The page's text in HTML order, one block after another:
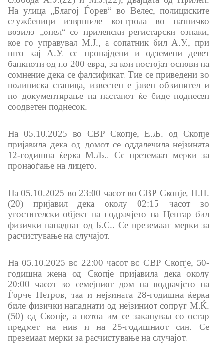
Дневни билтени
Медија центар
Политика за квалитет
Офицер за заштита на лични податоци
Слободен пристап до информации
Списание
Транспарентност
Расходи за услуги
Изјава за пристапност
Со еден клик до сите услуги
На улица „Благој Ѓорев“ во Велес, полициските
службеници извршиле контрола во патничко
возило „опел“ со прилепски регистарски ознаки,
кое го управувал М.Ј., а сопатник бил А.У., при
што кај А.У. се пронајдени и одземени девет
банкноти од по 200 евра, за кои постојат основи на
сомнение дека се фалсификат. Тие се приведени во
полициска станица, известен е јавен обвинител и
по документирање на настанот ќе биде поднесен
соодветен поднесок.
На 05.10.2025 во СВР Скопје, Е.Љ. од Скопје
пријавила дека од домот се оддалечила нејзината
12-годишна ќерка М.Љ.. Се преземаат мерки за
пронаоѓање на лицето.
На 05.10.2025 во 23:00 часот во СВР Скопје, П.П.
(20) пријавил дека околу 02:15 часот во
угостителски објект на подрачјето на Центар бил
физички нападнат од Б.С.. Се преземаат мерки за
расчистување на случајот.
На 05.10.2025 во 22:00 часот во СВР Скопје, 50-
годишна жена од Скопје пријавилa дека околу
20:00 часот во семејниот дом на подрачјето на
Ѓорче Петров, таа и нејзината 28-годишна ќерка
биле физички нападнати од нејзиниот сопруг М.Ќ.
(50) од Скопје, а потоа им се заканувал со остар
предмет на нив и на 25-годишниот син. Се
преземаат мерки за расчистување на случајот.